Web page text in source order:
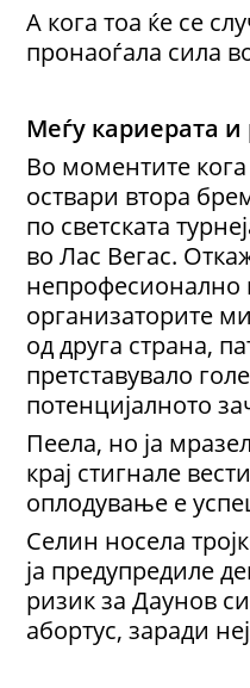
А кога тоа ќе се
пронаоѓала сила
Меѓу кариерата и
Во моментите
оствари втора
по светската
во Лас Вегас.
непрофесионално
организаторите
од друга страна,
претставувало
потенцијалното
Пеела, но ја
крај стигнале
оплодување е
Селин носела
ја предупредиле
ризик за Даунов
абортус, заради